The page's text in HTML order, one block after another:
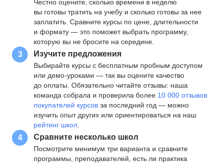
Честно оцените, сколько времени в неделю
вы готовы тратить на учебу и сколько готовы за нее
заплатить. Сравните курсы по цене, длительности
и формату — это поможет выбрать программу,
которую вы не бросите на середине.
3 Изучите предложения
Выбирайте курсы с бесплатным пробным доступом
или демо-уроками — так вы оцените качество
до оплаты. Обязательно читайте отзывы: наша
команда собрала и проверила более 10 000 отзывов
покупателей курсов за последний год — можно
изучить опыт других или ориентироваться на наш
рейтинг школ
4 Сравните несколько школ
Посмотрите минимум три варианта и сравните
программы, преподавателей, есть ли практика